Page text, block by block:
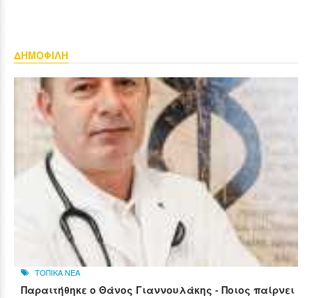
ΔΗΜΟΦΙΛΗ
ΤΟΠΙΚΑ ΝΕΑ
Παραιτήθηκε ο Θάνος Γιαννουλάκης - Ποιος παίρνει